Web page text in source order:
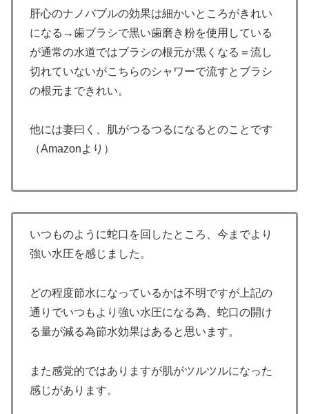
肝心のナノバブルの効果は細かいところがきれい
になる→歯ブラシで黒い歯磨き粉を使用している
が通常の水道ではブラシの根元が黒くなる＝流し
切れていないがこちらのシャワーで流すとブラシ
の根元まできれい。
他には妻曰く、肌がつるつるになるとのことです
（Amazonより）
いつものように蛇口を回したところ、今までより
強い水圧を感じました。
どの程度節水になっているかは不明ですが上記の
通りでいつもより強い水圧になる為、蛇口の開け
る量が減る為節水効果はあると思います。
また感覚的ではありますが肌がツルツルになった
感じがあります。